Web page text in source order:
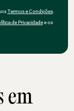
Termos e Condições.
de Privacidadee os
em